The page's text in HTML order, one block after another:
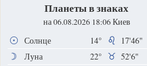
Планеты в знаках
на 06.08.2026 18:06 Киев
Солнце 14°
17'46"
Луна
22°
52'6"